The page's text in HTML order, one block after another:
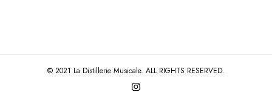
© 2021 La Distillerie Musicale. ALL RIGHTS RESERVED.